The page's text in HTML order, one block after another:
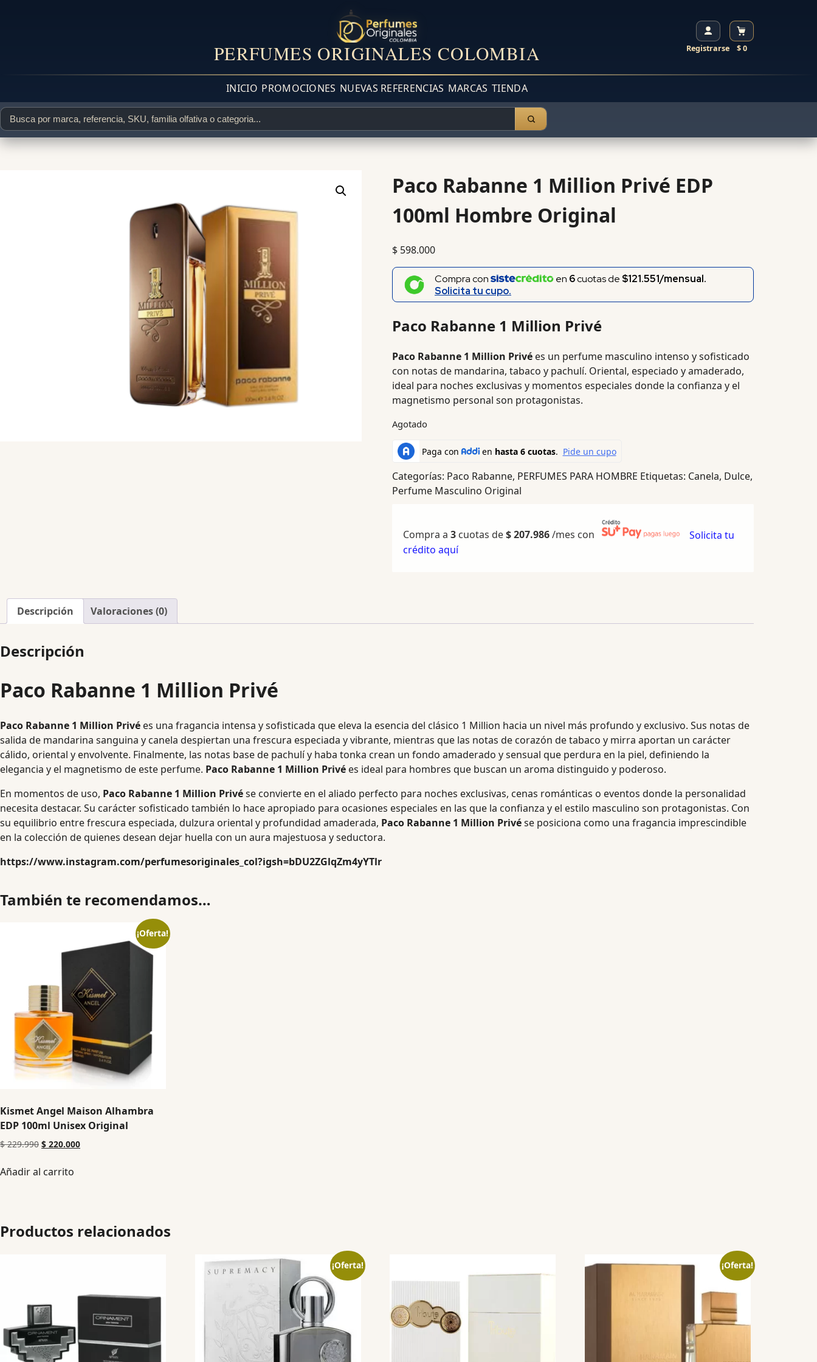
PERFUMES ORIGINALES COLOMBIA Registrarse $ 0
INICIO PROMOCIONES NUEVAS REFERENCIAS MARCAS TIENDA
Paco Rabanne 1 Million Privé EDP
100ml Hombre Original
$598.000
Compra con en 6cuotas de $121.551/mensual.
Solicita tu cupo.
Paco Rabanne 1 Million Privé
Paco Rabanne 1 Million Privées un perfume masculino intenso y sofisticado
con notas de mandarina, tabaco y pachulí. Oriental, especiado y amaderado,
ideal para noches exclusivas y momentos especiales donde la confianza y el
magnetismo personal son protagonistas.
Agotado
Categorías: Paco Rabanne, PERFUMES PARA HOMBRE Etiquetas: Canela, Dulce,
Perfume Masculino Original
Compra a 3cuotas de$207.986/mes con
Solicita tu
crédito aquí
Descripción Valoraciones (0)
Descripción
Paco Rabanne 1 Million Privé
Paco Rabanne 1 Million Privé es una fragancia intensa y sofisticada que eleva la esencia del clásico 1 Million hacia un nivel más profundo y exclusivo. Sus notas de
salida de mandarina sanguina y canela despiertan una frescura especiada y vibrante, mientras que las notas de corazón de tabaco y mirra aportan un carácter
cálido, oriental y envolvente. Finalmente, las notas base de pachulí y haba tonka crean un fondo amaderado y sensual que perdura en la piel, definiendo la
elegancia y el magnetismo de este perfume. Paco Rabanne 1 Million Privé es ideal para hombres que buscan un aroma distinguido y poderoso.
En momentos de uso, Paco Rabanne 1 Million Privése convierte en el aliado perfecto para noches exclusivas, cenas románticas o eventos donde la personalidad
necesita destacar. Su carácter sofisticado también lo hace apropiado para ocasiones especiales en las que la confianza y el estilo masculino son protagonistas. Con
su equilibrio entre frescura especiada, dulzura oriental y profundidad amaderada, Paco Rabanne 1 Million Privése posiciona como una fragancia imprescindible
en la colección de quienes desean dejar huella con un aura majestuosa y seductora.
https://www.instagram.com/perfumesoriginales_col?igsh=bDU2ZGlqZm4yYTlr
También te recomendamos…
¡Oferta!
Kismet Angel Maison Alhambra
EDP 100ml Unisex Original
$229.990 $ 220.000
Añadir al carrito
Productos relacionados
¡Oferta! ¡Oferta!